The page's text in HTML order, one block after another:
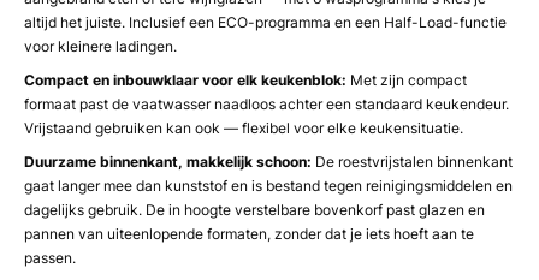
altijd het juiste. Inclusief een ECO-programma en een Half-Load-functie
voor kleinere ladingen.
Compact en inbouwklaar voor elk keukenblok: Met zijn compact
formaat past de vaatwasser naadloos achter een standaard keukendeur.
Vrijstaand gebruiken kan ook — flexibel voor elke keukensituatie.
Duurzame binnenkant, makkelijk schoon: De roestvrijstalen binnenkant
gaat langer mee dan kunststof en is bestand tegen reinigingsmiddelen en
dagelijks gebruik. De in hoogte verstelbare bovenkorf past glazen en
pannen van uiteenlopende formaten, zonder dat je iets hoeft aan te
passen.